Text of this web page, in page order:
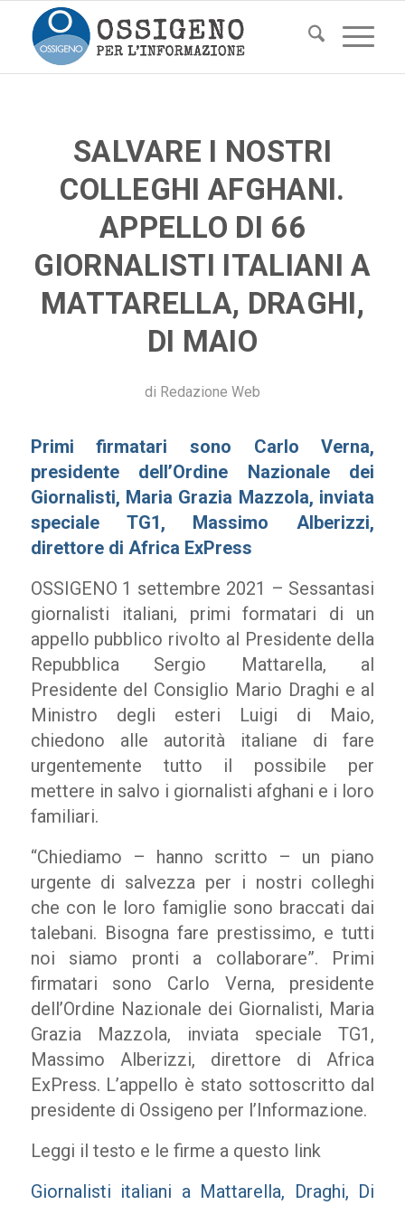
SALVARE I NOSTRI
COLLEGHI AFGHANI.
APPELLO DI 66
GIORNALISTI ITALIANI A
MATTARELLA, DRAGHI,
DI MAIO
di Redazione Web
Primi firmatari sono Carlo Verna,
presidente dell’Ordine Nazionale dei
Giornalisti, Maria Grazia Mazzola, inviata
speciale TG1, Massimo Alberizzi,
direttore di Africa ExPress
OSSIGENO 1 settembre 2021 – Sessantasi
giornalisti italiani, primi formatari di un
appello pubblico rivolto al Presidente della
Repubblica Sergio Mattarella, al
Presidente del Consiglio Mario Draghi e al
Ministro degli esteri Luigi di Maio,
chiedono alle autorità italiane di fare
urgentemente tutto il possibile per
mettere in salvo i giornalisti afghani e i loro
familiari.
“Chiediamo – hanno scritto – un piano
urgente di salvezza per i nostri colleghi
che con le loro famiglie sono braccati dai
talebani. Bisogna fare prestissimo, e tutti
noi siamo pronti a collaborare”. Primi
firmatari sono Carlo Verna, presidente
dell’Ordine Nazionale dei Giornalisti, Maria
Grazia Mazzola, inviata speciale TG1,
Massimo Alberizzi, direttore di Africa
ExPress. L’appello è stato sottoscritto dal
presidente di Ossigeno per l’Informazione.
Leggi il testo e le firme a questo link
Giornalisti italiani a Mattarella, Draghi, Di